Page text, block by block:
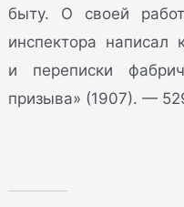
быту. О своей
инспектора
и переписки
призыва» (1907). —